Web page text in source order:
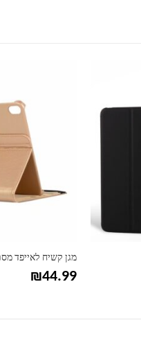
מגן קשיח לאייפד מסתובב
₪44.99